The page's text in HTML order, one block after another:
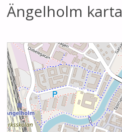
Ängelholm karta